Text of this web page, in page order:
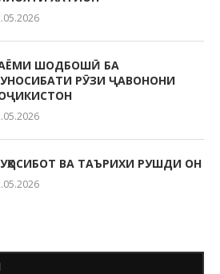
ШОДБОШӢ БА
РӮЗИ ҶАВОНОНИ
ВА ТАЪРИХИ РУШДИ ОН